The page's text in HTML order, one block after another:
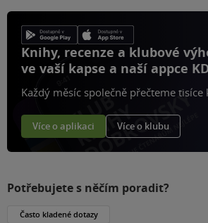
Knihy, recenze a klubové
ve vaší kapse a naší appce
Každý měsíc společně přečteme tisíce
Více o aplikaci Více o klubu
Potřebujete s něčím poradit?
Často kladené dotazy